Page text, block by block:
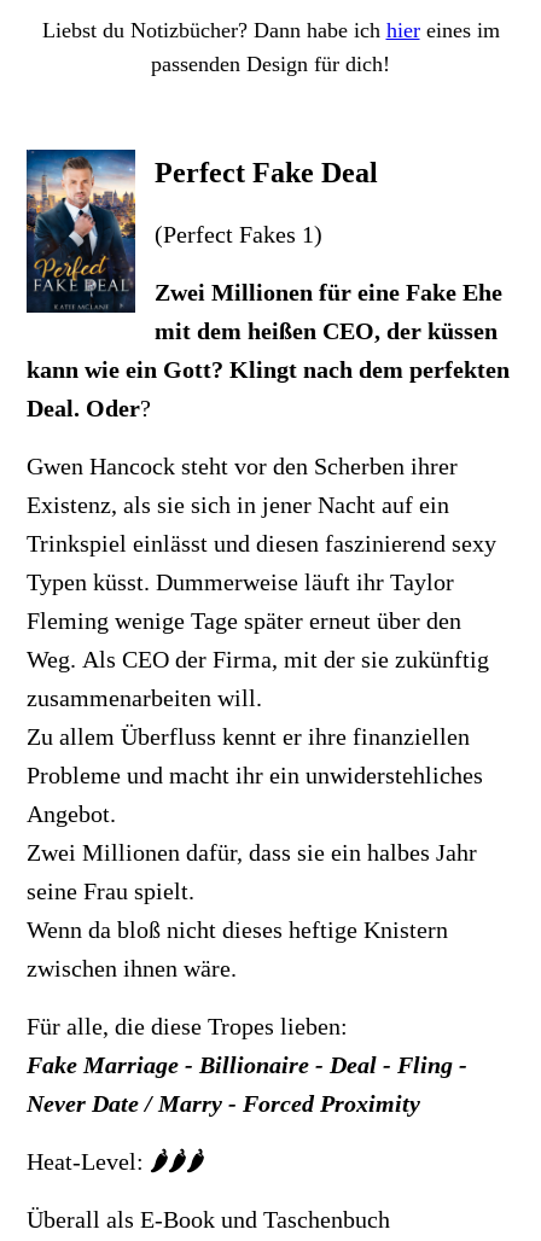
Liebst du Notizbücher? Dann habe ich hiereines im
passenden Design für dich!
Perfect Fake Deal
(Perfect Fakes 1)
Zwei Millionen für eine Fake Ehe
mit dem heißen CEO, der küssen
kann wie ein Gott? Klingt nach dem perfekten
Deal. Oder?
Gwen Hancock steht vor den Scherben ihrer
Existenz, als sie sich in jener Nacht auf ein
Trinkspiel einlässt und diesen faszinierend sexy
Typen küsst. Dummerweise läuft ihr Taylor
Fleming wenige Tage später erneut über den
Weg. Als CEO der Firma, mit der sie zukünftig
zusammenarbeiten will.
Zu allem Überfluss kennt er ihre finanziellen
Probleme und macht ihr ein unwiderstehliches
Angebot.
Zwei Millionen dafür, dass sie ein halbes Jahr
seine Frau spielt.
Wenn da bloß nicht dieses heftige Knistern
zwischen ihnen wäre.
Für alle, die diese Tropes lieben:
Fake Marriage - Billionaire - Deal - Fling -
Never Date / Marry - Forced Proximity
Heat-Level: 🌶️🌶️🌶️
Überall als E-Book und Taschenbuch